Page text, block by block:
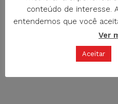
conteúdo de interesse.
entendemos que você
Ver
Aceitar